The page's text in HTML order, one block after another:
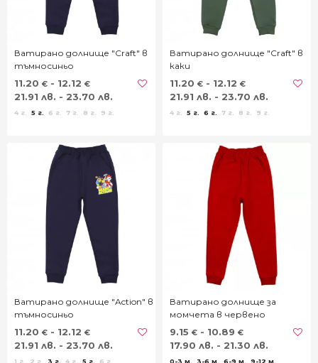
Ватирано долнище "Craft" в
тъмносиньо
11.20 € - 12.12 €
21.91 лв. - 23.70 лв.
4 г. 5 г. 6 г. 7 г. 8 г. 9 г.
Ватирано долнище "Craft" в
каки
11.20 € - 12.12 €
21.91 лв. - 23.70 лв.
4 г. 5 г. 6 г. 7 г. 8 г. 9 г.
Ватирано долнище "Action" в
тъмносиньо
11.20 € - 12.12 €
21.91 лв. - 23.70 лв.
1 г. 2 г. 3 г. 4 г. 5 г. 6 г.
Ватирано долнище за
момчета в червено
9.15 € - 10.89 €
17.90 лв. - 21.30 лв.
0-3 м. 3-6 м. 6-9 м.
9-12 м.